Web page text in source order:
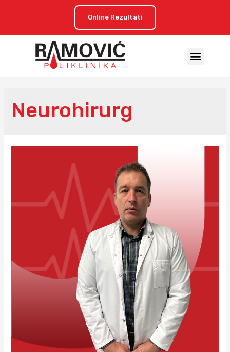
Online Rezultati
Neurohirurg